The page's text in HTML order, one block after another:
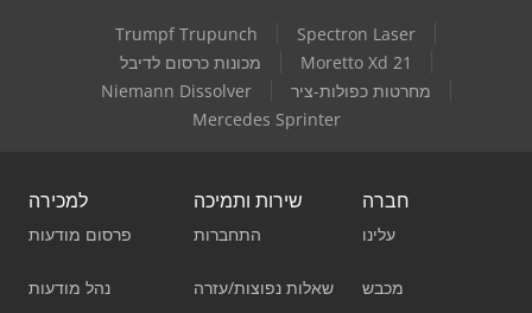
Trumpf Trupunch
Spectron Laser
מכונות כרסום לדיבל
Moretto Xd 21
Niemann Dissolver
מחרטות כפולות-ציר
Mercedes Sprinter
למכירה
פרסום מודעות
נהל מודעות
שירות ותמיכה
התחברות
שאלות נפוצות/עזרה
חברה
עלינו
מכבש